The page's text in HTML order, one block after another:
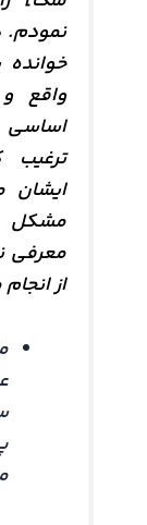
نمودم.
خوانده
واقع
ترغیب
ایشان
مشکل
معرفی
از